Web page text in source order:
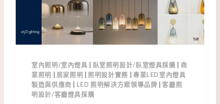
設
私
燈
具
規
室內照明/室內燈具 臥室照明設計/臥室燈具採購
商
業照明
居家照明 照明設計實務
專業LED室內燈具
製造與供應商
LED 照明解決方案領導品牌 |客廳照
明設計/客廳燈具採購